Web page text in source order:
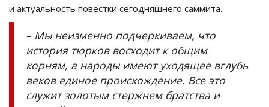
и актуальность повестки сегодняшнего саммита.
– Мы неизменно подчеркиваем, что
история тюрков восходит к общим
корням, а народы имеют уходящее вглубь
веков единое происхождение. Все это
служит золотым стержнем братства и